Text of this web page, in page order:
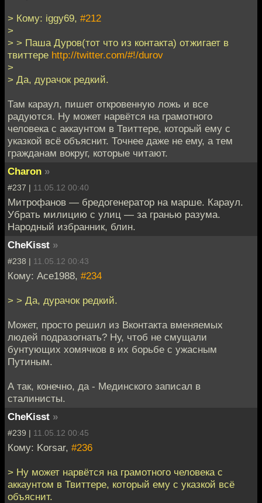
> Кому: iggy69, #212
>
> > Паша Дуров(тот что из контакта) отжигает в
твиттере http://twitter.com/#!/durov
>
> Да, дурачок редкий.
Там караул, пишет откровенную ложь и все
радуются. Ну может нарвётся на грамотного
человека с аккаунтом в Твиттере, который ему с
указкой всё объяснит. Точнее даже не ему, а тем
гражданам вокруг, которые читают.
Charon »
#237 | 11.05.12 00:40
Митрофанов — бредогенератор на марше. Караул.
Убрать милицию с улиц — за гранью разума.
Народный избранник, блин.
CheKisst »
#238 | 11.05.12 00:43
Кому: Ace1988, #234
> > Да, дурачок редкий.
Может, просто решил из Вконтакта вменяемых
людей подразогнать? Ну, чтоб не смущали
бунтующих хомячков в их борьбе с ужасным
Путиным.
А так, конечно, да - Мединского записал в
сталинисты.
CheKisst »
#239 | 11.05.12 00:45
Кому: Korsar, #236
> Ну может нарвётся на грамотного человека с
аккаунтом в Твиттере, который ему с указкой всё
объяснит.